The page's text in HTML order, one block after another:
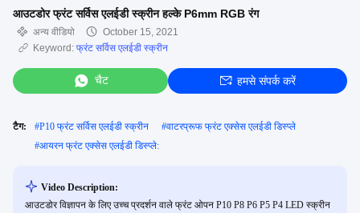
आउटडोर फ्रंट सर्विस एलईडी स्क्रीन हल्के P6mm RGB रंग
अन्य वीडियो
October 15, 2021
Keyword: फ्रंट सर्विस एलईडी स्क्रीन
चैट हमसे संपर्क करें
टैग: #P10 फ्रंट सर्विस एलईडी स्क्रीन #वाटरप्रूफ फ्रंट एक्सेस एलईडी डिस्प्ले
#आयरन फ्रंट एक्सेस एलईडी डिस्प्ले:
Video Description:
आउटडोर विज्ञापन के लिए उच्च प्रदर्शन वाले फ्रंट ओपन P10 P8 P6 P5 P4 LED स्क्रीन